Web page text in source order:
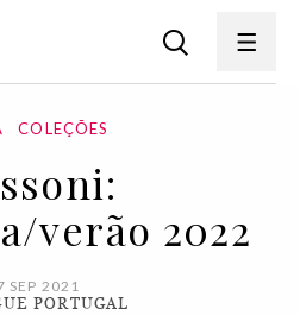
COLEÇÕES
verão 2022
SEP 2021
PORTUGAL